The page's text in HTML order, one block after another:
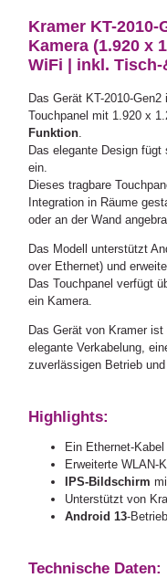
Kramer KT-
Kamera (1.920 x
WiFi | inkl.
Das Gerät KT-2010-
Touchpanel mit 1.920 x
Funktion.
Das elegante Design
ein.
Dieses tragbare
Integration in Räume
oder an der Wand
Das Modell unterstützt
over Ethernet) und
Das Touchpanel verfügt
ein Kamera.
Das Gerät von Kramer
elegante Verkabelung,
zuverlässigen Betrieb
Highlights:
Ein Ethernet-
Erweiterte WLAN-
IPS-Bildschirm
Unterstützt von
Android 13-
Technische Daten: